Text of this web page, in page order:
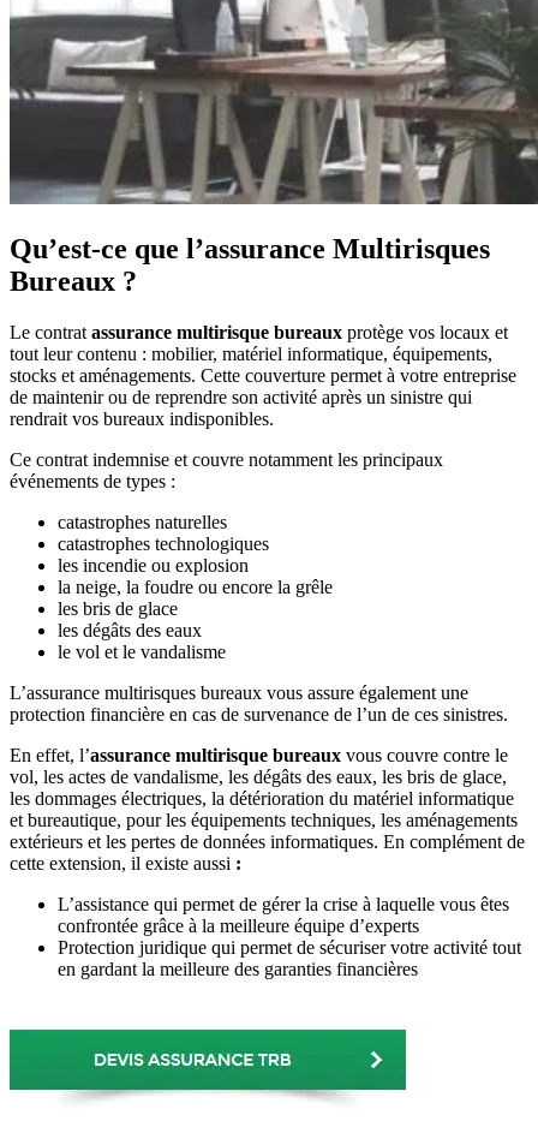
Qu’est-ce que l’assurance Multirisques
Bureaux ?
Le contrat assurance multirisque bureaux protège vos locaux et
tout leur contenu : mobilier, matériel informatique, équipements,
stocks et aménagements. Cette couverture permet à votre entreprise
de maintenir ou de reprendre son activité après un sinistre qui
rendrait vos bureaux indisponibles.
Ce contrat indemnise et couvre notamment les principaux
événements de types :
catastrophes naturelles
catastrophes technologiques
les incendie ou explosion
la neige, la foudre ou encore la grêle
les bris de glace
les dégâts des eaux
le vol et le vandalisme
L’assurance multirisques bureaux vous assure également une
protection financière en cas de survenance de l’un de ces sinistres.
En effet, l’assurance multirisque bureaux vous couvre contre le
vol, les actes de vandalisme, les dégâts des eaux, les bris de glace,
les dommages électriques, la détérioration du matériel informatique
et bureautique, pour les équipements techniques, les aménagements
extérieurs et les pertes de données informatiques. En complément de
cette extension, il existe aussi :
L’assistance qui permet de gérer la crise à laquelle vous êtes
confrontée grâce à la meilleure équipe d’experts
Protection juridique qui permet de sécuriser votre activité tout
en gardant la meilleure des garanties financières